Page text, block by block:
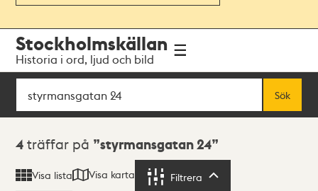
navigationen
huvudinnehållet
Stockholmskällan
Historia i ord, ljud och bild
Sök
Sök
Sökresultat
4 träffar på styrmansgatan 24
Visa lista Visa karta Filtrera